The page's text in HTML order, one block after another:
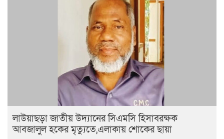
লাউয়াছড়া জাতীয় উদ্যানের সিএমসি হিসাবরক্ষক
আবজালুল হকের মৃত্যুতে,এলাকায় শোকের ছায়া